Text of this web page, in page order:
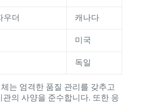
우더 캐나다
미국
독일
는 엄격한 품질 관리를 갖추고
관의 사양을 준수합니다. 또한 응